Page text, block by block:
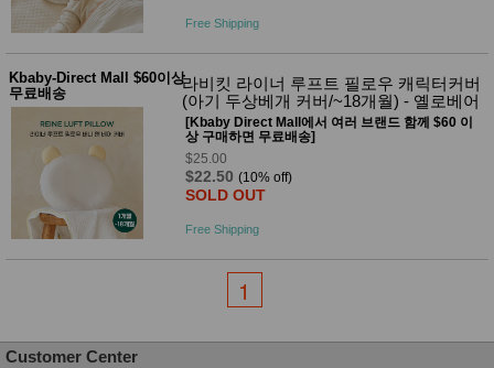
Free Shipping
Kbaby-Direct Mall $60이상
무료배송
라비킷 라이너 루프트 필로우 캐릭터커버
(아기 두상베개 커버/~18개월) - 옐로베어
[Kbaby Direct Mall에서 여러 브랜드 함께 $60 이
상 구매하면 무료배송]
$25.00
$22.50 (10% off)
SOLD OUT
Free Shipping
1
Customer Center